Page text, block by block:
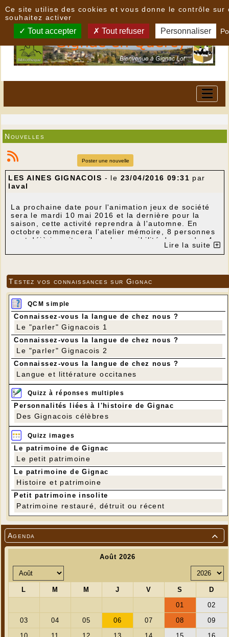

Agenda
Nouvelles
Poster une nouvelle
LES AINES GIGNACOIS - le 23/04/2016 09:31 par
laval
La prochaine date pour l'animation jeux de société
sera le mardi 10 mai 2016 et la dernière pour la
saison, cette activité reprendra à l'automne. En
octobre commencera l'atelier mémoire, 8 personnes
sont déjà inscrites, il y a la possibilité de prendre 4
personnes de plus, Cette activité se fera sur Gignac
le jeudi après-midi. Les personnes qui le souhaitent
25 mai 2016 pour tout renseignement
complémentaire.
Lire la suite
Testez vos connaissances sur Gignac
QCM simple
Connaissez-vous la langue de chez nous ?
Le "parler" Gignacois 1
Connaissez-vous la langue de chez nous ?
Le "parler" Gignacois 2
Connaissez-vous la langue de chez nous ?
Langue et littérature occitanes
Quizz à réponses multiples
Personnalités liées à l'histoire de Gignac
Des Gignacois célèbres
Quizz images
Le patrimoine de Gignac
Le petit patrimoine
Le patrimoine de Gignac
Histoire et patrimoine
Petit patrimoine insolite
Patrimoine restauré, détruit ou récent
Ce site utilise des cookies et vous donne le contrôle sur
souhaitez activer
Tout accepter Tout refuser Personnaliser